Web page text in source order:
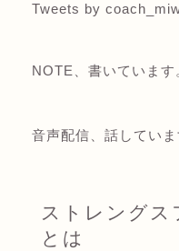
Tweets by
NOTE、書いています
音声配信、話していま
ストレングス
とは